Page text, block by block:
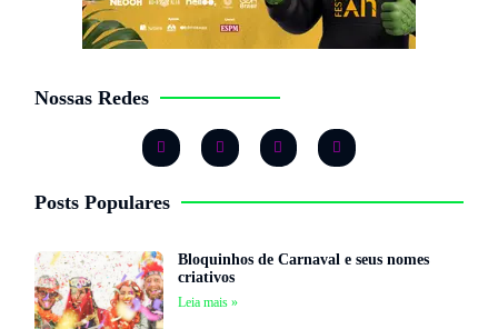
Nossas Redes
Posts Populares
Bloquinhos de Carnaval e seus nomes
criativos
Leia mais »